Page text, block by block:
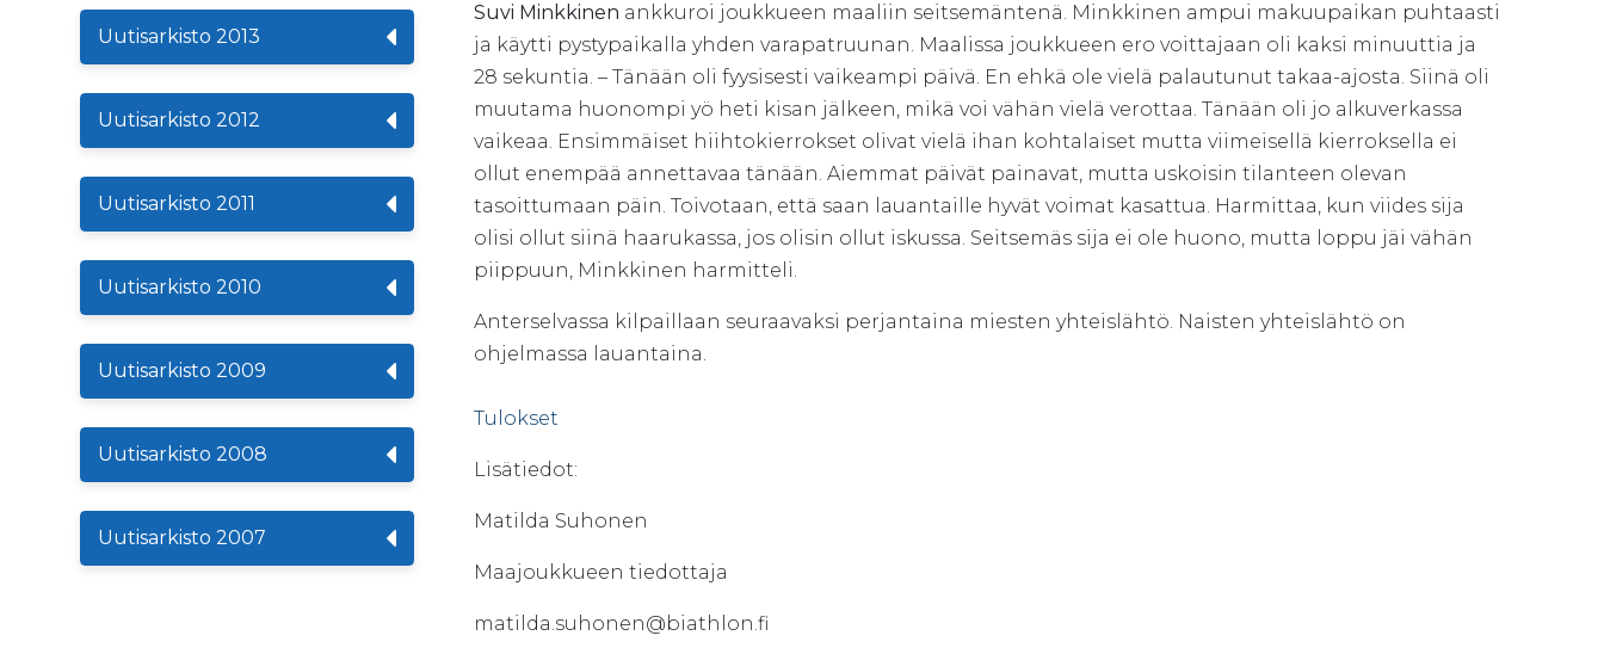
Uutisarkisto 2013
Uutisarkisto 2012
Uutisarkisto 2011
Uutisarkisto 2010
Uutisarkisto 2009
Uutisarkisto 2008
Uutisarkisto 2007
Suvi Minkkinen ankkuroi joukkueen maaliin seitsemäntenä. Minkkinen ampui makuupaikan puhtaasti
ja käytti pystypaikalla yhden varapatruunan. Maalissa joukkueen ero voittajaan oli kaksi minuuttia ja
28 sekuntia. – Tänään oli fyysisesti vaikeampi päivä. En ehkä ole vielä palautunut takaa-ajosta. Siinä oli
muutama huonompi yö heti kisan jälkeen, mikä voi vähän vielä verottaa. Tänään oli jo alkuverkassa
vaikeaa. Ensimmäiset hiihtokierrokset olivat vielä ihan kohtalaiset mutta viimeisellä kierroksella ei
ollut enempää annettavaa tänään. Aiemmat päivät painavat, mutta uskoisin tilanteen olevan
tasoittumaan päin. Toivotaan, että saan lauantaille hyvät voimat kasattua. Harmittaa, kun viides sija
olisi ollut siinä haarukassa, jos olisin ollut iskussa. Seitsemäs sija ei ole huono, mutta loppu jäi vähän
piippuun, Minkkinen harmitteli.
Anterselvassa kilpaillaan seuraavaksi perjantaina miesten yhteislähtö. Naisten yhteislähtö on
ohjelmassa lauantaina.
Tulokset
Lisätiedot:
Matilda Suhonen
Maajoukkueen tiedottaja
matilda.suhonen@biathlon.fi